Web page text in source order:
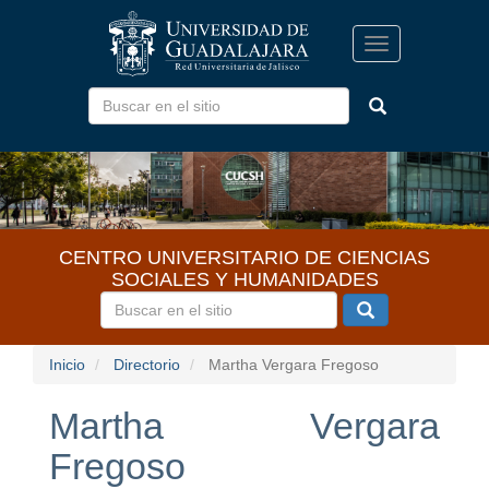
Toggle
navigation
CENTRO UNIVERSITARIO DE CIENCIAS
SOCIALES Y HUMANIDADES
Inicio Directorio Martha Vergara Fregoso
Martha Vergara
Fregoso